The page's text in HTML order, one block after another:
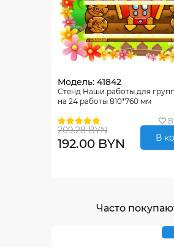
Модель: 41842
Стенд Наши работы для
на 24 работы 810*760 мм
209.28 BYN
192.00 BYN В
Часто